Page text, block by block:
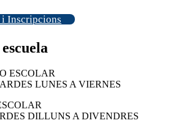
Inscripcions
ESCOLAR
LUNES A VIERNES
DILLUNS A DIVENDRES